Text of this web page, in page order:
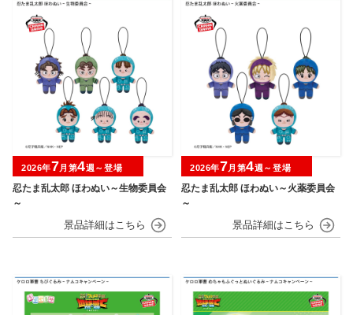
忍たま乱太郎 ほわぬい～生物委員会
～
2026年7月第4週～登場
忍たま乱太郎 ほわぬい～火薬委員会
～
2026年7月第4週～登場